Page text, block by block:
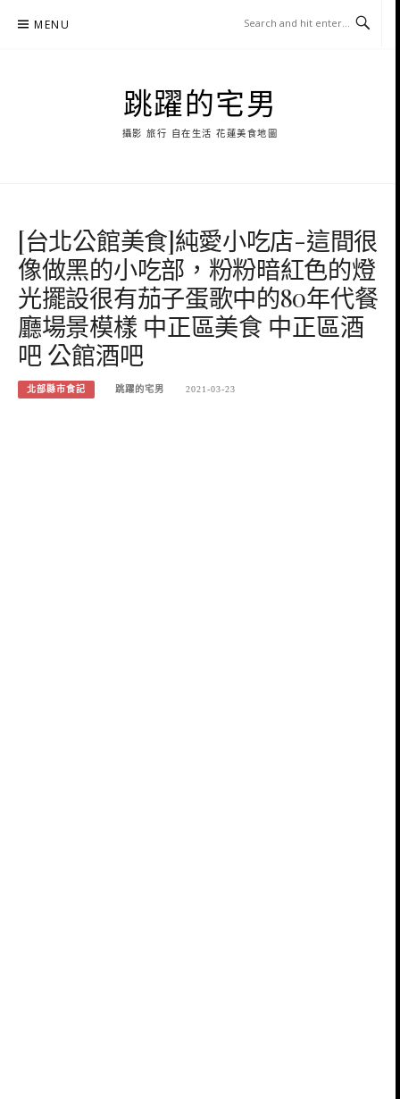
MENU
跳躍的宅男
攝影 旅行 自在生活 花蓮美食地圖
[台北公館美食]純愛小吃店-這間很
像做黑的小吃部，粉粉暗紅色的燈
光擺設很有茄子蛋歌中的80年代餐
廳場景模樣 中正區美食 中正區酒
吧 公館酒吧
北部縣市食記 跳躍的宅男 2021-03-23